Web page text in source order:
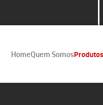
HomeQuem SomosProdutos